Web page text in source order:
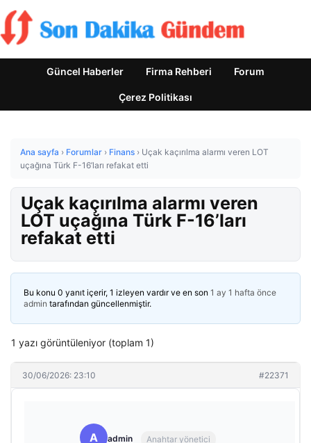
Güncel Haberler Firma Rehberi Forum
Çerez Politikası
Ana sayfa › Forumlar › Finans › Uçak kaçırılma alarmı veren LOT
uçağına Türk F-16’ları refakat etti
Uçak kaçırılma alarmı veren
LOT uçağına Türk F-16’ları
refakat etti
Bu konu 0 yanıt içerir, 1 izleyen vardır ve en son 1 ay 1 hafta önce
admin tarafından güncellenmiştir.
1 yazı görüntüleniyor (toplam 1)
30/06/2026: 23:10 #22371
A admin Anahtar yönetici